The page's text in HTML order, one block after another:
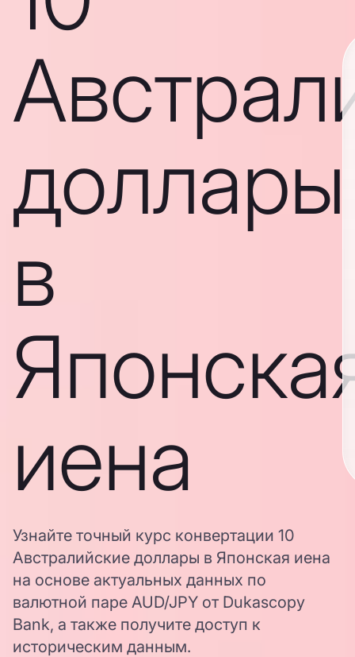
доллары
в
иена
Узнайте точный курс конвертации 10
Австралийские доллары в Японская иена
на основе актуальных данных по
валютной паре AUD/JPY от Dukascopy
Bank, а также получите доступ к
историческим данным.